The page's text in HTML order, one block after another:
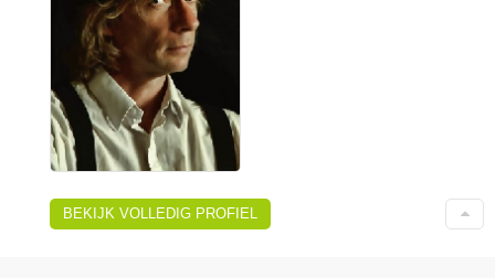
BEKIJK VOLLEDIG PROFIEL